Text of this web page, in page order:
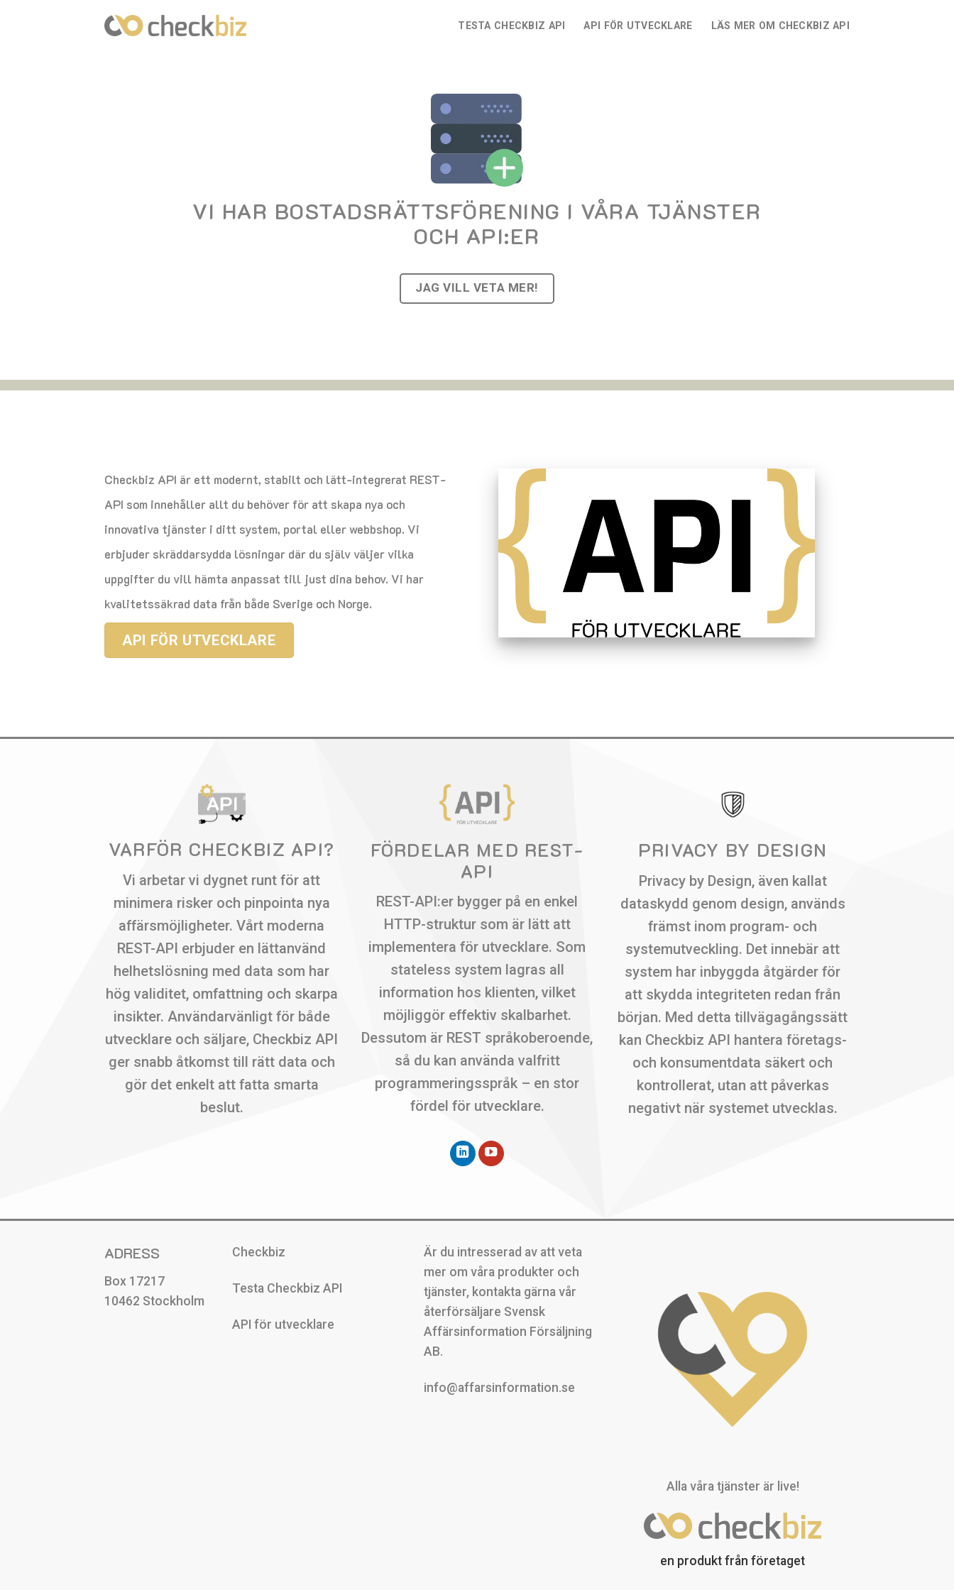
TESTA CHECKBIZ API API FÖR UTVECKLARE LÄS MER OM CHECKBIZ API
VI HAR BOSTADSRÄTTSFÖRENING I VÅRA TJÄNSTER
OCH API:ER
JAG VILL VETA MER!
Checkbiz API är ett modernt, stabilt och lätt-integrerat REST-
API som innehåller allt du behöver för att skapa nya och
innovativa tjänster i ditt system, portal eller webbshop. Vi
erbjuder skräddarsydda lösningar där du själv väljer vilka
uppgifter du vill hämta anpassat till just dina behov. Vi har
kvalitetssäkrad data från både Sverige och Norge.
API FÖR UTVECKLARE
VARFÖR CHECKBIZ API?
Vi arbetar vi dygnet runt för att
minimera risker och pinpointa nya
affärsmöjligheter. Vårt moderna
REST-API erbjuder en lättanvänd
helhetslösning med data som har
hög validitet, omfattning och skarpa
insikter. Användarvänligt för både
utvecklare och säljare, Checkbiz API
ger snabb åtkomst till rätt data och
gör det enkelt att fatta smarta
beslut.
FÖRDELAR MED REST-
API
REST-API:er bygger på en enkel
HTTP-struktur som är lätt att
implementera för utvecklare. Som
stateless system lagras all
information hos klienten, vilket
möjliggör effektiv skalbarhet.
Dessutom är REST språkoberoende,
så du kan använda valfritt
programmeringsspråk – en stor
fördel för utvecklare.
PRIVACY BY DESIGN
Privacy by Design, även kallat
dataskydd genom design, används
främst inom program- och
systemutveckling. Det innebär att
system har inbyggda åtgärder för
att skydda integriteten redan från
början. Med detta tillvägagångssätt
kan Checkbiz API hantera företags-
och konsumentdata säkert och
kontrollerat, utan att påverkas
negativt när systemet utvecklas.
ADRESS
Box 17217
10462 Stockholm
Checkbiz
Testa Checkbiz API
API för utvecklare
Är du intresserad av att veta
mer om våra produkter och
tjänster, kontakta gärna vår
återförsäljare Svensk
Affärsinformation Försäljning
AB.
info@affarsinformation.se
Alla våra tjänster är live!
en produkt från företaget